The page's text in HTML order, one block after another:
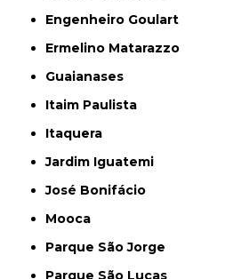
Engenheiro Goulart
Ermelino Matarazzo
Guaianases
Itaim Paulista
Itaquera
Jardim Iguatemi
José Bonifácio
Mooca
Parque São Jorge
Parque São Lucas